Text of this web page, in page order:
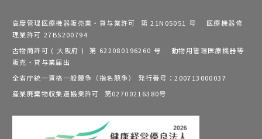
高度管理医療機器販売業・貸与業許可 第 21N05051 号 医療機器修
理業許可 27BS200794
古物商許可 ( 大阪府 ) 第 622080196260 号 動物用管理医療機器等
販売・貸与業届出
全省庁統一資格一般競争（指名競争） 発行番号：200713000037
産業廃棄物収集運搬業許可 第02700216380号